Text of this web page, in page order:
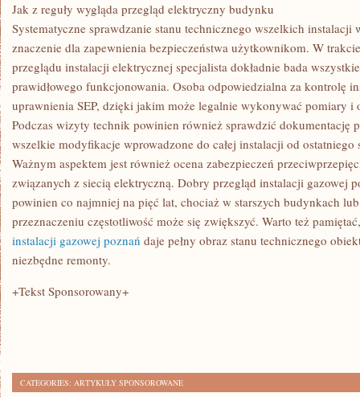
PRZEBIEGA
PRZEGLĄD
BUDOWLANY
BUDYNKU
Jak z reguły wygląda przegląd elektryczny budynku
Systematyczne sprawdzanie stanu technicznego wszelkich
znaczenie dla zapewnienia bezpieczeństwa użytkownikom. W
przeglądu instalacji elektrycznej specjalista dokładnie bada
prawidłowego funkcjonowania. Osoba odpowiedzialna za kontrolę
uprawnienia SEP, dzięki jakim może legalnie wykonywać pomiary i
Podczas wizyty technik powinien również sprawdzić dokumentację
wszelkie modyfikacje wprowadzone do całej instalacji od
Ważnym aspektem jest również ocena zabezpieczeń
związanych z siecią elektryczną. Dobry przegląd instalacji gazowej
powinien co najmniej na pięć lat, chociaż w starszych budynkach
przeznaczeniu częstotliwość może się zwiększyć. Warto też
instalacji gazowej poznań daje pełny obraz stanu technicznego
niezbędne remonty.
+Tekst Sponsorowany+
CATEGORIES: ARTYKUŁY SPONSOROWANE